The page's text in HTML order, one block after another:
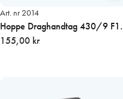
Art. nr 2014
Hoppe Draghandtag 430/9 F1
Alu/Silver
155,00 kr